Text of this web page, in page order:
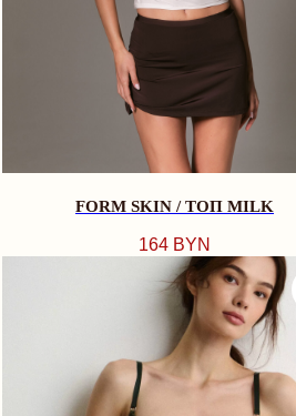
FORM SKIN / ТОП MILK
164 BYN